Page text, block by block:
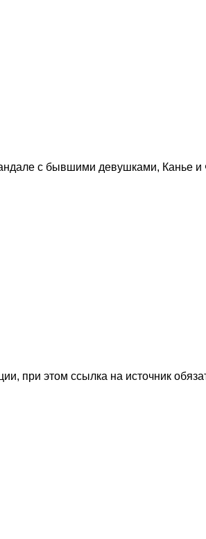
с бывшими девушками, Канье
при этом ссылка на источник